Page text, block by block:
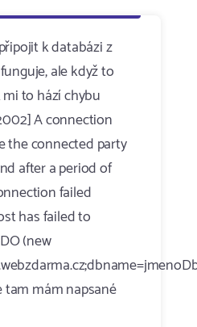
k databázi z
ale když to
to hází chybu
A connection
the connected party
after a period of
failed
has failed to
(new
tam mám napsané